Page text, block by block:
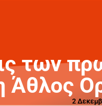
των
Άθλος
2